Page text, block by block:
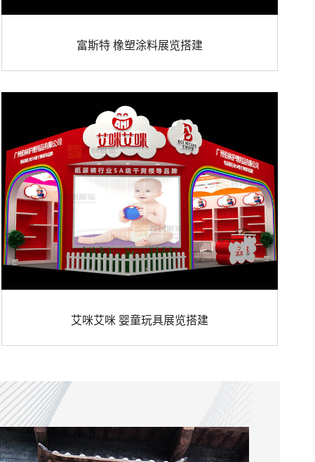
富斯特 橡塑涂料展览搭建
艾咪艾咪 婴童玩具展览搭建